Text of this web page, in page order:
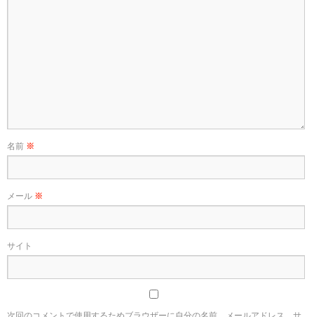
名前 ※
メール ※
サイト